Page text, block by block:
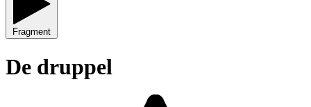
Fragment
De druppel